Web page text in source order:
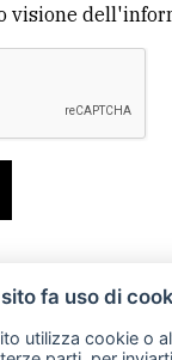
visione
Whatsapp: 351
fa uso di
utilizza cookie o